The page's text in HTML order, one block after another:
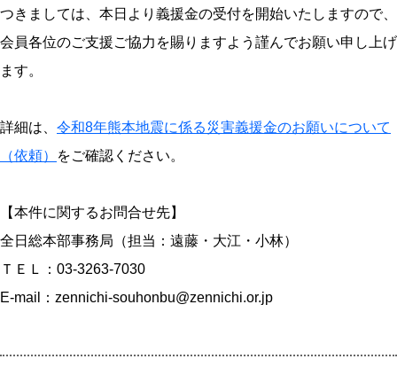
つきましては、本日より義援金の受付を開始いたしますので、
会員各位のご支援ご協力を賜りますよう謹んでお願い申し上げ
ます。
詳細は、 令和8年熊本地震に係る災害義援金のお願いについて
（依頼）
をご確認ください。
【本件に関するお問合せ先】
全日総本部事務局（担当：遠藤・大江・小林）
ＴＥＬ：03-3263-7030
E-mail：zennichi-souhonbu@zennichi.or.jp